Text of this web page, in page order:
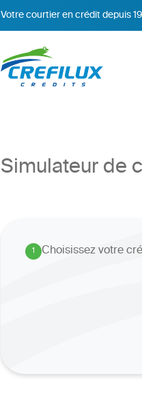
Votre courtier en crédit depuis
Simulateur de
1. Choisissez votre